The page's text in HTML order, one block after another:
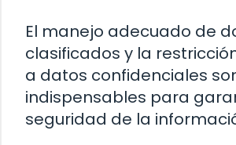
El manejo adecuado de
clasificados y la
a datos confidenciales
indispensables para
seguridad de la